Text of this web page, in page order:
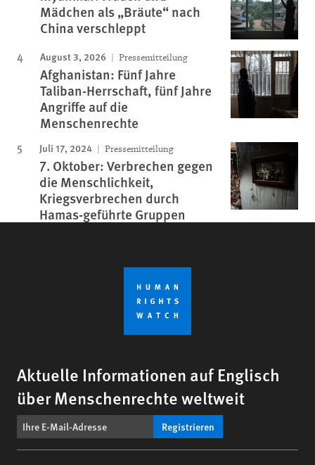
Mädchen als „Bräute“ nach
China verschleppt
August 3, 2026 Pressemitteilung
Afghanistan: Fünf Jahre
Taliban-Herrschaft, fünf Jahre
Angriffe auf die
Menschenrechte
Juli 17, 2024 Pressemitteilung
7. Oktober: Verbrechen gegen
die Menschlichkeit,
Kriegsverbrechen durch
Hamas-geführte Gruppen
Aktuelle Informationen auf Englisch
über Menschenrechte weltweit
Registrieren